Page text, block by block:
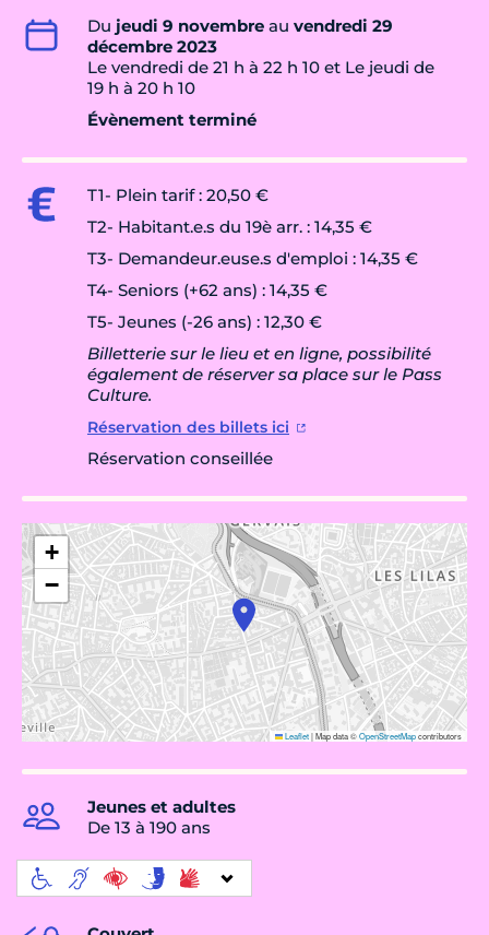
Du jeudi 9 novembre au vendredi 29
décembre 2023
Le vendredi de 21 h à 22 h 10 et Le jeudi de
19 h à 20 h 10
Évènement terminé
T1- Plein tarif : 20,50 €
T2- Habitant.e.s du 19è arr. : 14,35 €
T3- Demandeur.euse.s d'emploi : 14,35 €
T4- Seniors (+62 ans) : 14,35 €
T5- Jeunes (-26 ans) : 12,30 €
Billetterie sur le lieu et en ligne, possibilité
également de réserver sa place sur le Pass
Culture.
Réservation des billets ici
Réservation conseillée
+
−
Leaflet|Map data ©OpenStreetMapcontributors
Jeunes et adultes
De 13 à 190 ans